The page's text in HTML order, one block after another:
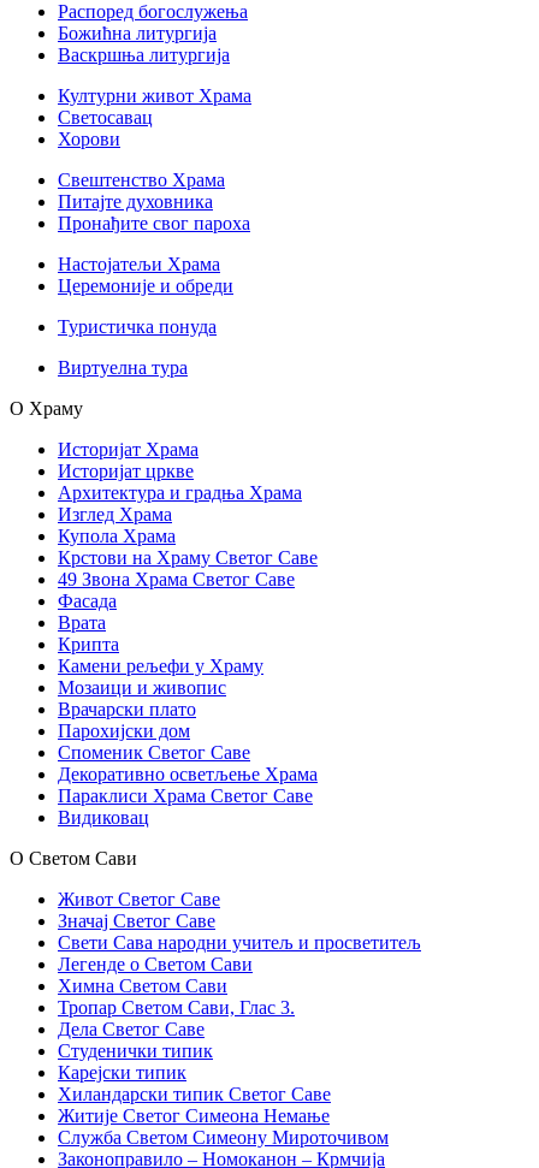
Распоред богослужења
Божићна литургија
Васкршња литургија
Културни живот Храма
Светосавац
Хорови
Свештенство Храма
Питајте духовника
Пронађите свог пароха
Настојатељи Храма
Церемоније и обреди
Туристичка понуда
Виртуелна тура
О Храму
Историјат Храма
Историјат цркве
Архитектура и градња Храма
Изглед Храма
Купола Храма
Крстови на Храму Светог Саве
49 Звона Храма Светог Саве
Фасада
Врата
Крипта
Камени рељефи у Храму
Мозаици и живопис
Врачарски плато
Парохијски дом
Споменик Светог Саве
Декоративно осветљење Храма
Параклиси Храма Светог Саве
Видиковац
О Светом Сави
Живот Светог Саве
Значај Светог Саве
Свети Сава народни учитељ и просветитељ
Легенде о Светом Сави
Химна Светом Сави
Тропар Светом Сави, Глас 3.
Дела Светог Саве
Студенички типик
Карејски типик
Хиландарски типик Светог Саве
Житије Светог Симеона Немање
Служба Светом Симеону Мироточивом
Законоправило – Номоканон – Крмчија